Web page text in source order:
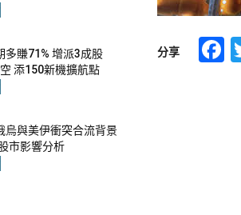
分享
多賺71% 增派3成股
添150新機擴航點
烏與美伊衝突合流背景
市影響分析